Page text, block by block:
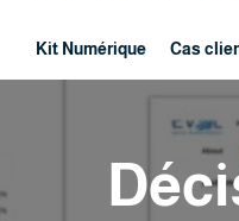
Kit Numérique Cas